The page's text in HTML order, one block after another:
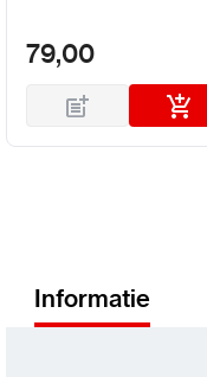
79,00
Informatie